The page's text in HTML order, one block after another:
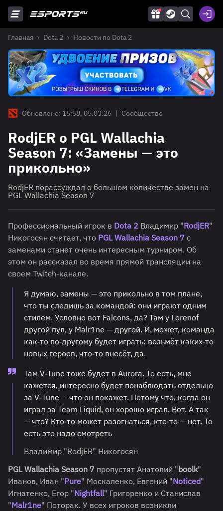
Главная Dota 2 Новости по Dota 2
Обновлено: 15:58, 05.03.26 | Сообщество
RodjER о PGL Wallachia
Season 7: «Замены — это
прикольно»
RodjER порассуждал о большом количестве замен на
PGL Wallachia Season 7
Профессиональный игрок в Dota 2 Владимир "RodjER"
Никогосян считает, что PGL Wallachia Season 7 с
заменами станет очень интересным турниром. Об
этом он рассказал во время прямой трансляции на
своем Twitch-канале.
Я думаю, замены — это прикольно в том плане,
что ты следишь за командой: они играют одним
стилем. Условно вот Falcons, да? Там у Lorenof
другой пул, у Malr1ne — другой. И, может, команда
как‑то по‑другому будет играть: возьмёт каких‑то
новых героев, что‑то внесёт, да.
Там V‑Tune тоже будет в Aurora. То есть, мне
кажется, интересно будет понаблюдать отдельно
за V‑Tune — что он покажет. Потому что, когда он
играл за Team Liquid, он хорошо играл. Вот. А так
— что? Кто‑то может разогнаться, кто‑то — нет. То
есть это надо смотреть
Владимир "RodjER" Никогосян
PGL Wallachia Season 7 пропустят Анатолий "boolk"
Иванов, Иван "Pure" Москаленко, Евгений "Noticed"
Игнатенко, Егор "Nightfall" Григоренко и Станислав
"Malr1ne" Поторак. У всех игроков возникли